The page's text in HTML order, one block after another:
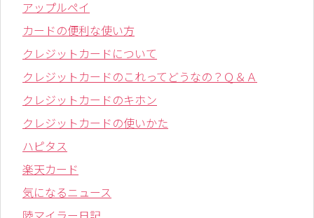
アップルペイ
カードの便利な使い方
クレジットカードについて
クレジットカードのこれってどうなの？Ｑ＆Ａ
クレジットカードのキホン
クレジットカードの使いかた
ハピタス
楽天カード
気になるニュース